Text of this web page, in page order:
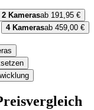
2 Kamerasab 191,95 €
4 Kamerasab 459,00 €